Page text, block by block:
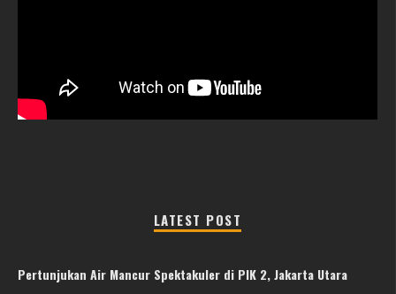
LATEST POST
Pertunjukan Air Mancur Spektakuler di PIK 2, Jakarta Utara